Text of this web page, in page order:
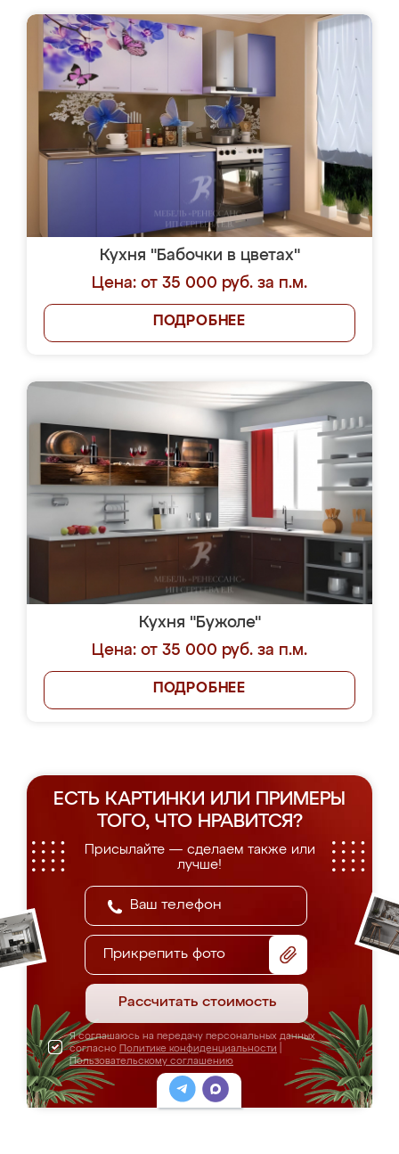
Кухня "Бабочки в цветах"
Цена: от 35 000 руб. за п.м.
ПОДРОБНЕЕ
Кухня "Бужоле"
Цена: от 35 000 руб. за п.м.
ПОДРОБНЕЕ
ЕСТЬ КАРТИНКИ ИЛИ ПРИМЕРЫ
ТОГО, ЧТО НРАВИТСЯ?
Присылайте — сделаем также или
лучше!
Прикрепить фото
Рассчитать стоимость
Я соглашаюсь на передачу персональных данных
согласно Политике конфиденциальности
Пользовательскому соглашению